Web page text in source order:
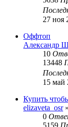
27 ноя
Оффтоп
Александр
10
13448
15 май
Купить
elizaveta_osr
0
5159